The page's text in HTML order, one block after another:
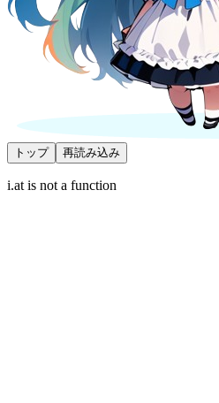
トップ 再読み込み
i.at is not a function